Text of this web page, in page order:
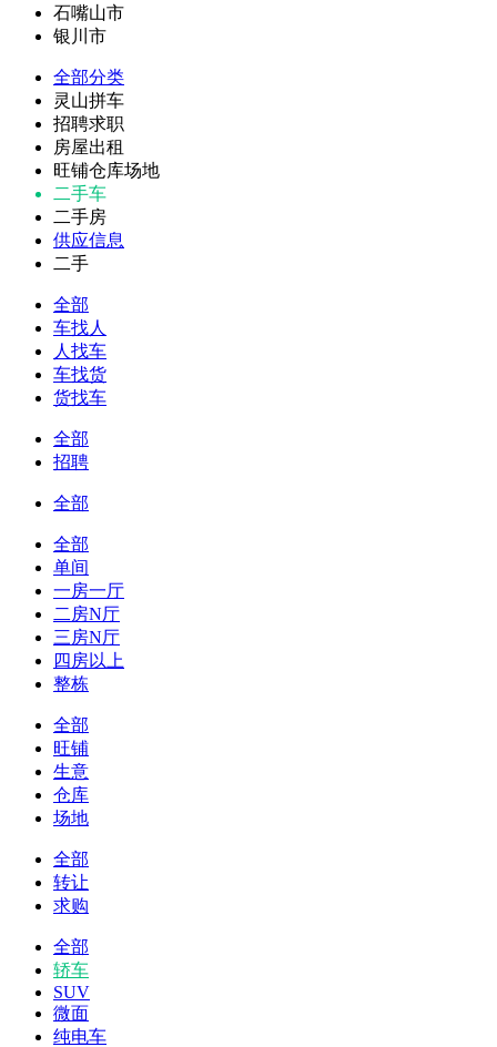
石嘴山市
银川市
全部分类
灵山拼车
招聘求职
房屋出租
旺铺仓库场地
二手车
二手房
供应信息
二手
全部
车找人
人找车
车找货
货找车
全部
招聘
全部
全部
单间
一房一厅
二房N厅
三房N厅
四房以上
整栋
全部
旺铺
生意
仓库
场地
全部
转让
求购
全部
轿车
SUV
微面
纯电车